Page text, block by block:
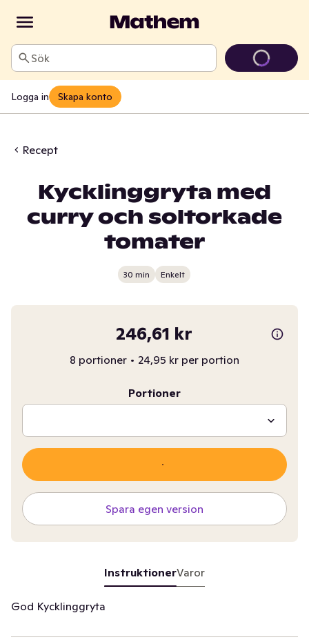
Sök
Logga in Skapa konto
Recept
Kycklinggryta med
curry och soltorkade
tomater
30 min Enkelt
246,61 kr
8 portioner • 24,95 kr per portion
Portioner
Spara egen version
InstruktionerVaror
God Kycklinggryta